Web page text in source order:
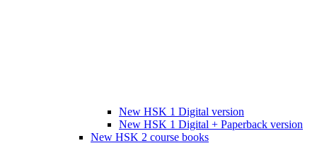
New HSK 1 Digital version
New HSK 1 Digital + Paperback version
New HSK 2 course books